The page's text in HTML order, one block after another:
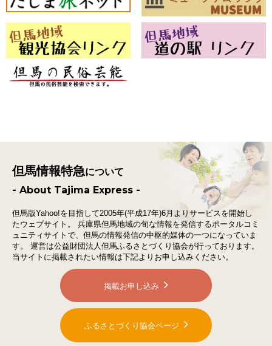
但馬情報特急について
- About Tajima Express -
但馬版Yahoo!を目指して2005年(平成17年)6月よりサービスを開始し
たウェブサイト。
兵庫県但馬地域の旬な情報を発信するポータルコミ
ュニティサイトで、 但馬の情報発信の中枢的媒体の一つになっていま
す。
運営は公益財団法人但馬ふるさとづくり協会が行っております。
当サイトに掲載されたい情報は下記よりお申し込みください。
掲載お申し込み
ふるさとづくり協会ページ